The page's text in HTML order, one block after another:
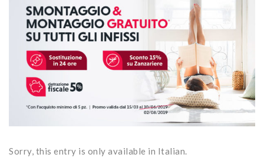
Sorry, this entry is only available in Italian.